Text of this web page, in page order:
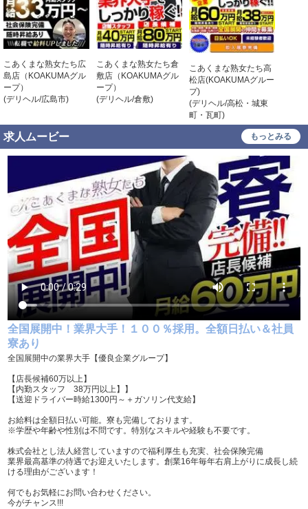
無料駐車場あり 寮・社宅あり
研修あり
未経験可 経験者歓迎
中･高齢者歓迎 シニア歓迎
女性歓迎 女性活躍中
大学生歓迎 主婦・主夫歓迎
即日勤務可 掛け持ち可
学歴不問 履歴書不要
幹部候補 車･バイク通勤可
髪型自由 服装自由
タトゥー可 制服貸与
道具･備品貸与 入社祝い金支給
勤務地相談 WEB面接OK
残業代支給
こあくまな熟女たち広
島店（KOAKUMAグル
ープ）
(デリヘル/広島市)
こあくまな熟女たち倉
敷店（KOAKUMAグル
ープ）
(デリヘル/倉敷)
こあくまな熟女たち高
松店(KOAKUMAグルー
プ)
(デリヘル/高松・城東
町・瓦町)
求人ムービー もっとみる
全国展開中！業界大手！１００％採用。全額日払い＆社員
寮あり
全国展開中の業界大手【優良企業グループ】
【店長候補60万以上】
【内勤スタッフ 38万円以上】】
【送迎ドライバー時給1300円～＋ガソリン代支給】
お給料は全額日払い可能。寮も完備しております。
※学歴や年齢や性別は不問です。特別なスキルや経験も不要です。
株式会社とし法人経営していますので福利厚生も充実、社会保険完備
業界最高基準の待遇でお迎えいたします。創業16年毎年右肩上がりに成長し続
ける理由がございます！
何でもお気軽にお問い合わせください。
今がチャンス!!!